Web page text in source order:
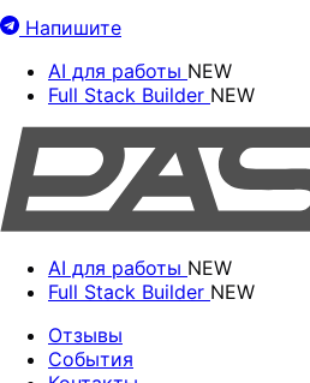
Напишите
AI для работы NEW
Full Stack Builder NEW
AI для работы NEW
Full Stack Builder NEW
Отзывы
События